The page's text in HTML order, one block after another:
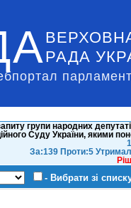
РАДА
групи народних
Суду України, якими
За:139 Проти:5
- Вибрати зі